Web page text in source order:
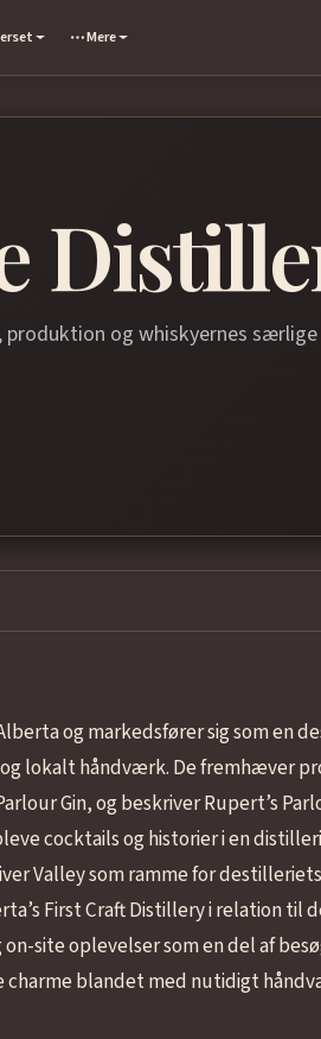
Mere
og whiskyernes
og markedsfører sig som en
lokalt håndværk. De fremhæver
Gin, og beskriver Rupert’s
cocktails og historier i en
Valley som ramme for
First Craft Distillery i relation til
site oplevelser som en del af
blandet med nutidigt